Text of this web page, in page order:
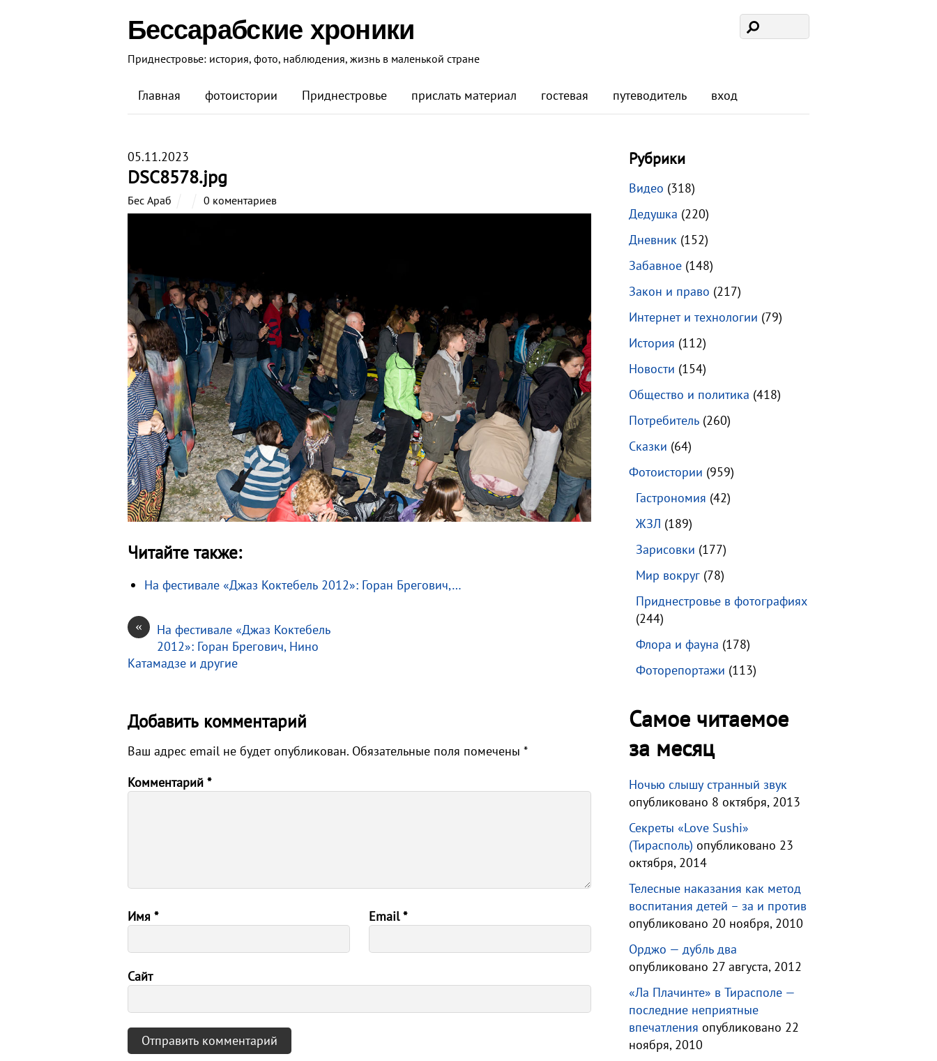
Бессарабские хроники
Приднестровье: история, фото, наблюдения, жизнь в маленькой стране
Главная фотоистории Приднестровье прислать материал гостевая путеводитель вход
05.11.2023
DSC8578.jpg
Бес Араб 0 коментариев
Читайте также:
На фестивале «Джаз Коктебель 2012»: Горан Брегович,…
«
На фестивале «Джаз Коктебель
2012»: Горан Брегович, Нино
Катамадзе и другие
Добавить комментарий
Ваш адрес email не будет опубликован. Обязательные поля помечены *
Комментарий *
Имя * Email*
Сайт
Рубрики
Видео (318)
Дедушка (220)
Дневник(152)
Забавное(148)
Закон и право (217)
Интернет и технологии (79)
История (112)
Новости (154)
Общество и политика (418)
Потребитель(260)
Сказки (64)
Фотоистории (959)
Гастрономия (42)
ЖЗЛ (189)
Зарисовки (177)
Мир вокруг(78)
Приднестровье в фотографиях
(244)
Флора и фауна (178)
Фоторепортажи (113)
Самое читаемое
за месяц
Ночью слышу странный звук
опубликовано 8 октября, 2013
Секреты «Love Sushi»
(Тирасполь) опубликовано 23
октября, 2014
Телесные наказания как метод
воспитания детей – за и против
опубликовано 20 ноября, 2010
Орджо — дубль два
опубликовано 27 августа, 2012
«Ла Плачинте» в Тирасполе —
последние неприятные
впечатления опубликовано 22
ноября, 2010